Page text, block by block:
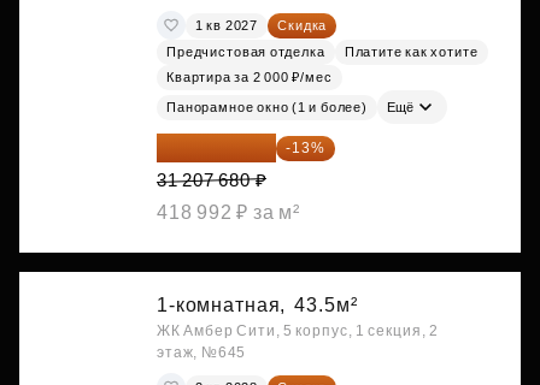
1 кв 2027
Скидка
Предчистовая отделка
Платите как хотите
Квартира за 2 000 ₽/мес
Панорамное окно (1 и более) Ещё
27 150 682 ₽ -13%
31 207 680 ₽
418 992 ₽ за м²
1-комнатная, 43.5м²
ЖК Амбер Сити, 5 корпус, 1 секция, 2
этаж, №645